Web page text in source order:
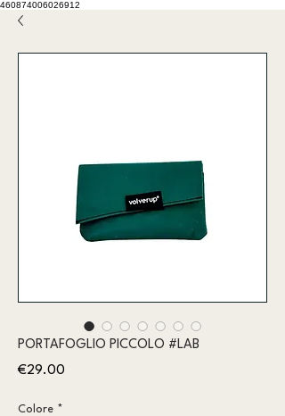
460874006026912
PORTAFOGLIO PICCOLO #LAB
€29.00
Colore *